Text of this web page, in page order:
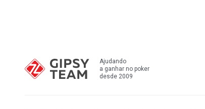
Ajudando
a ganhar no poker
desde 2009